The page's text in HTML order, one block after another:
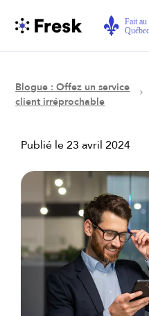
Blogue : Offez un service
client irréprochable
Publié le23 avril 2024